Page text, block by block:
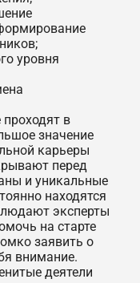
уровня
в
значение
карьеры
перед
и уникальные
находятся
эксперты
на старте
заявить о
внимание.
деятели